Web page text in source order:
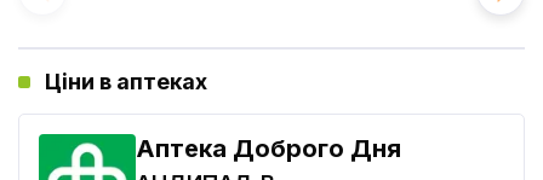
Ціни в аптеках
Аптека Доброго Дня